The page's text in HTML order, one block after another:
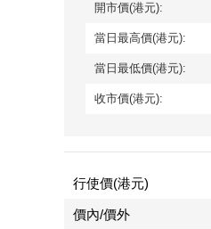
開市價(港元):
當日最高價(港元):
當日最低價(港元):
收市價(港元):
行使價(港元)
價內/價外